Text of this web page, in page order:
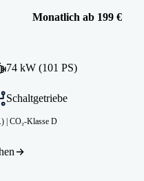
Monatlich ab 199 €
74 kW (101 PS)
Schaltgetriebe
| CO₂-Klasse D